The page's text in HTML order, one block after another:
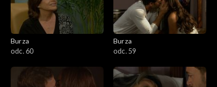
Burza
odc. 60
Burza
odc. 59